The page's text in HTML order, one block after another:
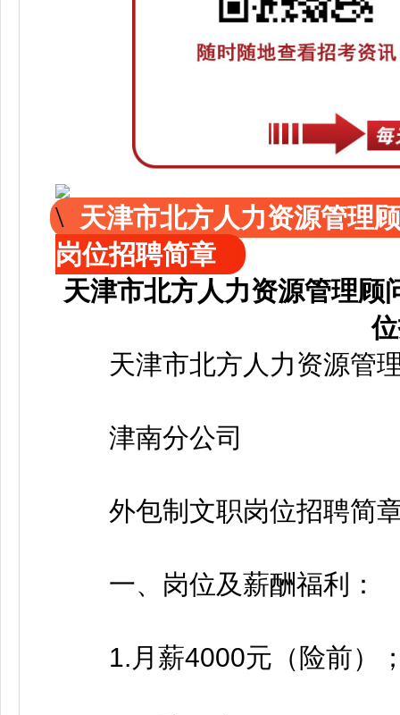
天津市北方人力资源管理
岗位招聘简章
天津市北方人力资源管理顾
天津市北方人力资源管理
津南分公司
外包制文职岗位招聘简
一、岗位及薪酬福利：
1.月薪4000元（险前）